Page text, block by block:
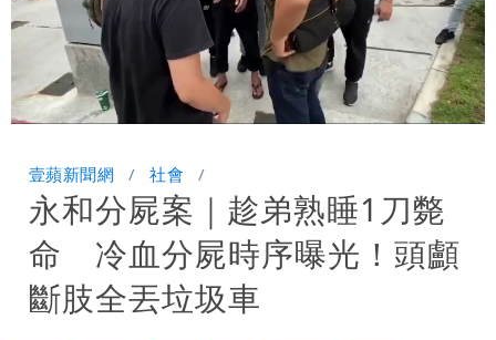
Unmute Loaded:
47.82%
壹蘋新聞網 社會
永和分屍案｜趁弟熟睡1刀斃
命 冷血分屍時序曝光！頭顱
斷肢全丟垃圾車